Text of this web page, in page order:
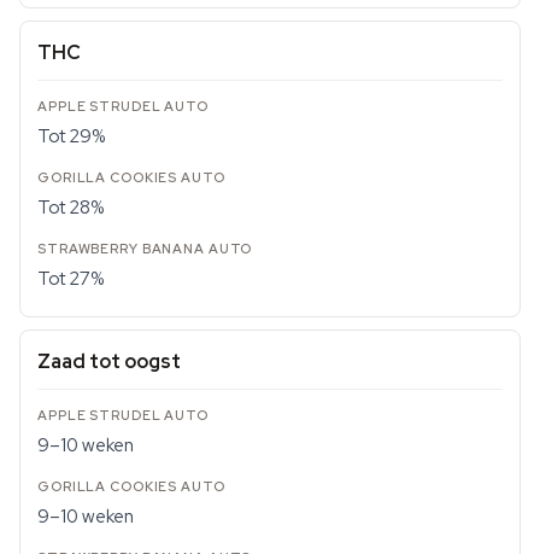
THC
Tot 29%
Tot 28%
Tot 27%
Zaad tot oogst
9–10 weken
9–10 weken